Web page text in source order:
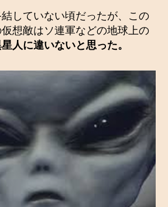
していない頃だったが、この
想敵はソ連軍などの地球上の
人に違いないと思った。